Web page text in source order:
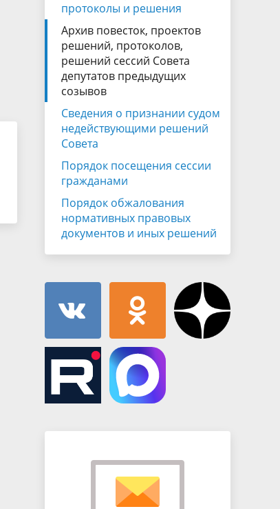
Муниципальная служба
Объявления
имущественного характера
Информационные материалы
протоколы и решения
Архив повесток, проектов
решений, протоколов,
решений сессий Совета
депутатов предыдущих
созывов
Сведения о признании судом
недействующими решений
Совета
Порядок посещения сессии
гражданами
Порядок обжалования
нормативных правовых
документов и иных решений